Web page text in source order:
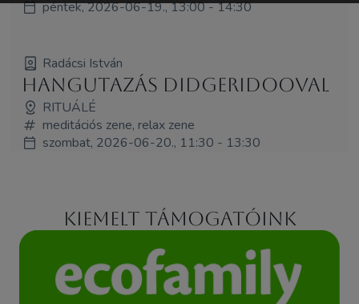
péntek, 2026-06-19., 13:00 - 14:30
Radácsi István
Hangutazás didgeridooval
RITUÁLÉ
meditációs zene, relax zene
szombat, 2026-06-20., 11:30 - 13:30
Kiemelt támogatóink